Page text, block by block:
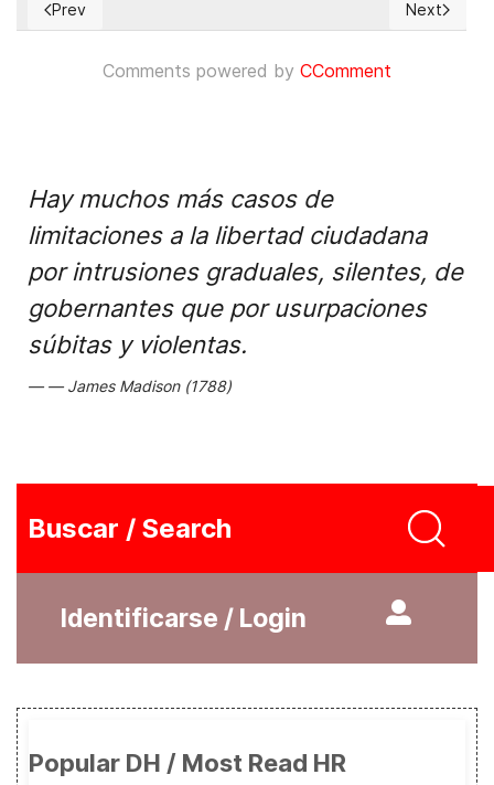
Previous article: UNPACU takes on the Cuban regime now
Prev Next
Next
Comments powered by CComment
Hay muchos más casos de
limitaciones a la libertad ciudadana
por intrusiones graduales, silentes, de
gobernantes que por usurpaciones
súbitas y violentas.
James Madison (1788)
Buscar / Search
Identificarse / Login
Popular DH / Most Read HR